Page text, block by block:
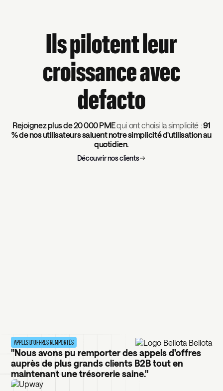
Ils pilotent leur
croissance avec
defacto
Rejoignez plus de20 000 PMEqui ont choisi la simplicité :91
% de nos utilisateurs saluent notre simplicité d'utilisation au
quotidien.
Découvrir nos clients
APPELS D'OFFRES REMPORTÉS
"Nous avons pu remporter des appels d'offres
auprès de plus grands clients B2B tout en
maintenant une trésorerie saine."